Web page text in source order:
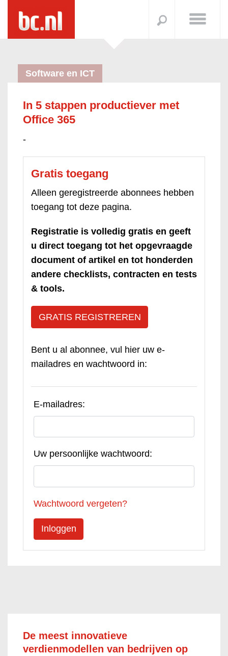
Software en ICT
In 5 stappen productiever met
Office 365
-
Gratis toegang
Alleen geregistreerde abonnees hebben
toegang tot deze pagina.
Registratie is volledig gratis en geeft
u direct toegang tot het opgevraagde
document of artikel en tot honderden
andere checklists, contracten en tests
& tools.
GRATIS REGISTREREN
Bent u al abonnee, vul hier uw e-
mailadres en wachtwoord in:
E-mailadres:
Uw persoonlijke wachtwoord:
Wachtwoord vergeten?
De meest innovatieve
verdienmodellen van bedrijven op